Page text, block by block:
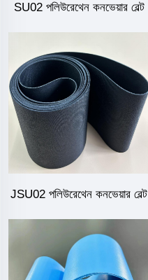
SU02 পলিউরেথেন কনভেয়ার বেল্ট
JSU02 পলিউরেথেন কনভেয়ার বেল্ট